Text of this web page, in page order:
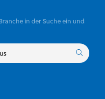
in der Suche ein und